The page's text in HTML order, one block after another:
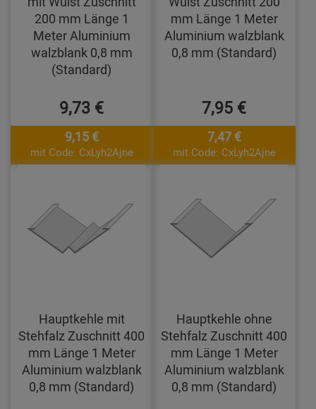
200 mm Länge 1
Meter Aluminium
walzblank 0,8 mm
(Standard)
9,73 €
9,15 €
mit Code: CxLyh2Ajne
mm Länge 1 Meter
Aluminium walzblank
0,8 mm (Standard)
7,95 €
7,47 €
mit Code: CxLyh2Ajne
Hauptkehle mit
Stehfalz Zuschnitt 400
mm Länge 1 Meter
Aluminium walzblank
0,8 mm (Standard)
Hauptkehle ohne
Stehfalz Zuschnitt 400
mm Länge 1 Meter
Aluminium walzblank
0,8 mm (Standard)